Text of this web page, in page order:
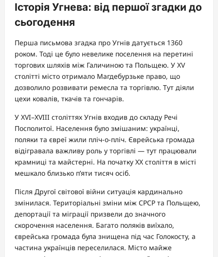
Історія Угнева: від першої згадки до
сьогодення
Перша письмова згадка про Угнів датується 1360
роком. Тоді це було невелике поселення на перетині
торгових шляхів між Галичиною та Польщею. У XV
столітті місто отримало Магдебурзьке право, що
дозволило розвивати ремесла та торгівлю. Тут діяли
цехи ковалів, ткачів та гончарів.
У XVI–XVIII століттях Угнів входив до складу Речі
Посполитої. Населення було змішаним: українці,
поляки та євреї жили пліч-о-пліч. Єврейська громада
відігравала важливу роль у торгівлі — тут працювали
крамниці та майстерні. На початку XX століття в місті
мешкало близько п’яти тисяч осіб.
Після Другої світової війни ситуація кардинально
змінилася. Територіальні зміни між СРСР та Польщею,
депортації та міграції призвели до значного
скорочення населення. Багато поляків виїхало,
єврейська громада була знищена під час Голокосту, а
частина українців переселилася. Місто майже